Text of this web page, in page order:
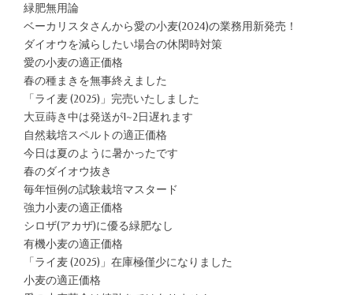
緑肥無用論
ベーカリスタさんから愛の小麦(2024)の業務用新発売！
ダイオウを減らしたい場合の休閑時対策
愛の小麦の適正価格
春の種まきを無事終えました
「ライ麦 (2025)」完売いたしました
大豆蒔き中は発送が1~2日遅れます
自然栽培スペルトの適正価格
今日は夏のように暑かったです
春のダイオウ抜き
毎年恒例の試験栽培マスタード
強力小麦の適正価格
シロザ(アカザ)に優る緑肥なし
有機小麦の適正価格
「ライ麦 (2025)」在庫極僅少になりました
小麦の適正価格